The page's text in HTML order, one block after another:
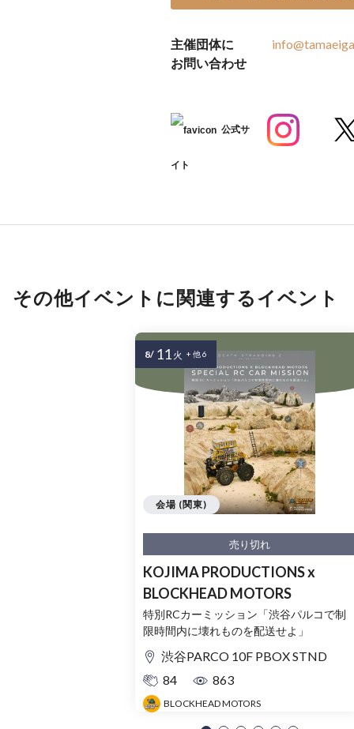
主催団体に
お問い合わせ
公式サ
イト
その他イベントに関連するイベント
売り切れ
KOJIMA PRODUCTIONS x
BLOCKHEAD MOTORS
特別RCカーミッション「渋谷パルコで制
限時間内に壊れものを配送せよ」
渋谷PARCO 10F PBOX STND
84
863
BLOCKHEAD MOTORS
会場 (関東)
8/ 11 火 + 他 6